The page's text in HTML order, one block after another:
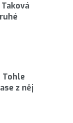
Tohle
z něj